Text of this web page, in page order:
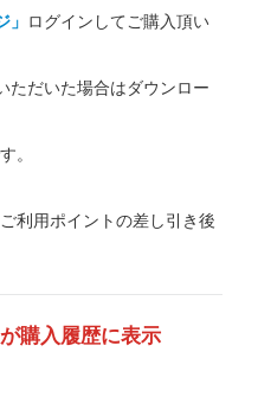
」 ログインしてご購入頂い
ただいた場合はダウンロー
。
利用ポイントの差し引き後
購入履歴に表示